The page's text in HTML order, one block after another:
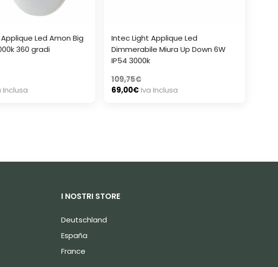
Led Amon Big
360 gradi
Inclusa
Intec Light Applique Led
Dimmerabile Miura Up Down 6W
IP54 3000k
109,75€
69,00€Iva Inclusa
I NOSTRI STORE
Deutschland
España
France